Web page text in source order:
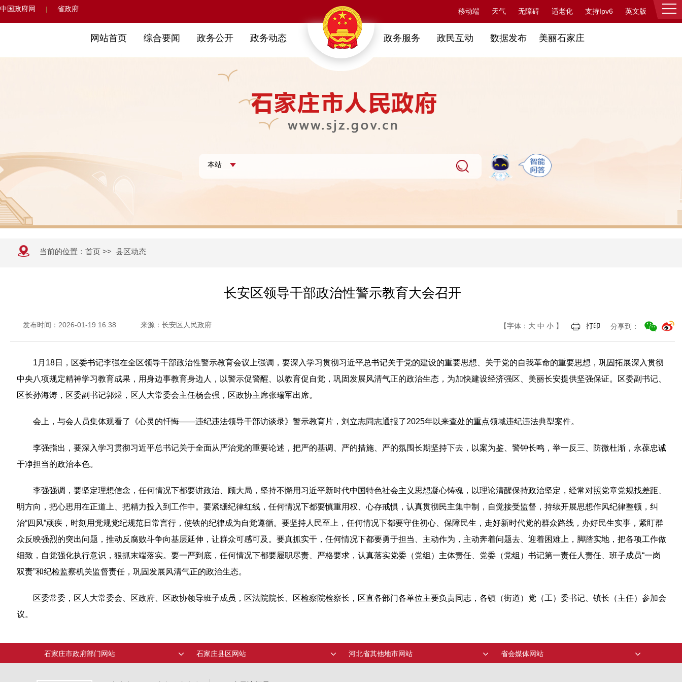
中国政府网 省政府 移动端 天气 无障碍 适老化 支持Ipv6 英文版 登录
网站首页 综合要闻 政务公开 政务动态 政务服务 政民互动 数据发布 美丽石家庄
当前的位置： 首页 >> 县区动态
长安区领导干部政治性警示教育大会召开
发布时间：2026-01-19 16:38 来源：长安区人民政府 【字体： 大 中 小 】 打印 分享到：
1月18日，区委书记李强在全区领导干部政治性警示教育会议上强调，要深入学习贯彻习近平总书记关于党的建设的重要思想、关于党的自我革命的重要思想，巩固拓展深入贯彻
中央八项规定精神学习教育成果，用身边事教育身边人，以警示促警醒、以教育促自觉，巩固发展风清气正的政治生态，为加快建设经济强区、美丽长安提供坚强保证。区委副书记、
区长孙海涛，区委副书记郭煜，区人大常委会主任杨会强，区政协主席张瑞军出席。
会上，与会人员集体观看了《心灵的忏悔——违纪违法领导干部访谈录》警示教育片，刘立志同志通报了2025年以来查处的重点领域违纪违法典型案件。
李强指出，要深入学习贯彻习近平总书记关于全面从严治党的重要论述，把严的基调、严的措施、严的氛围长期坚持下去，以案为鉴、警钟长鸣，举一反三、防微杜渐，永葆忠诚
干净担当的政治本色。
李强强调，要坚定理想信念，任何情况下都要讲政治、顾大局，坚持不懈用习近平新时代中国特色社会主义思想凝心铸魂，以理论清醒保持政治坚定，经常对照党章党规找差距、
明方向，把心思用在正道上、把精力投入到工作中。要紧绷纪律红线，任何情况下都要慎重用权、心存戒惧，认真贯彻民主集中制，自觉接受监督，持续开展思想作风纪律整顿，纠
治“四风”顽疾，时刻用党规党纪规范日常言行，使铁的纪律成为自觉遵循。要坚持人民至上，任何情况下都要守住初心、保障民生，走好新时代党的群众路线，办好民生实事，紧盯群
众反映强烈的突出问题，推动反腐败斗争向基层延伸，让群众可感可及。要真抓实干，任何情况下都要勇于担当、主动作为，主动奔着问题去、迎着困难上，脚踏实地，把各项工作做
细致，自觉强化执行意识，狠抓末端落实。要一严到底，任何情况下都要履职尽责、严格要求，认真落实党委（党组）主体责任、党委（党组）书记第一责任人责任、班子成员“一岗
双责”和纪检监察机关监督责任，巩固发展风清气正的政治生态。
区委常委，区人大常委会、区政府、区政协领导班子成员，区法院院长、区检察院检察长，区直各部门各单位主要负责同志，各镇（街道）党（工）委书记、镇长（主任）参加会
议。